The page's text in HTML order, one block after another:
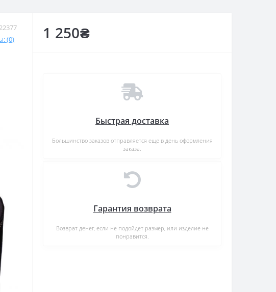
(0) 1 250₴
Быстрая доставка
Большинство заказов отправляется еще в день оформления
заказа.
Гарантия возврата
Возврат денег, если не подойдет размер, или изделие не
понравится.